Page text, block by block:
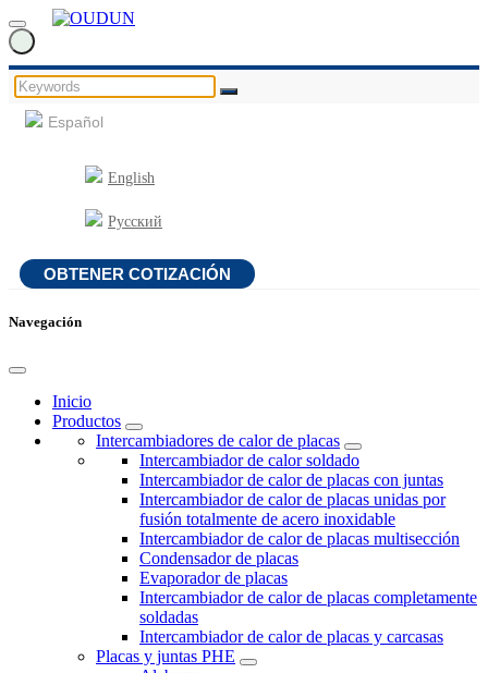
Español
English
Русский
OBTENER COTIZACIÓN
Navegación
Inicio
Productos
Intercambiadores de calor de placas
Intercambiador de calor soldado
Intercambiador de calor de placas con juntas
Intercambiador de calor de placas unidas por
fusión totalmente de acero inoxidable
Intercambiador de calor de placas multisección
Condensador de placas
Evaporador de placas
Intercambiador de calor de placas completamente
soldadas
Intercambiador de calor de placas y carcasas
Placas y juntas PHE